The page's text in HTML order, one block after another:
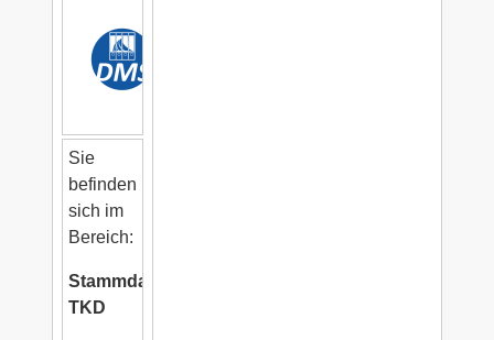
Sie
befinden
sich im
Bereich:
Stammdaten
TKD